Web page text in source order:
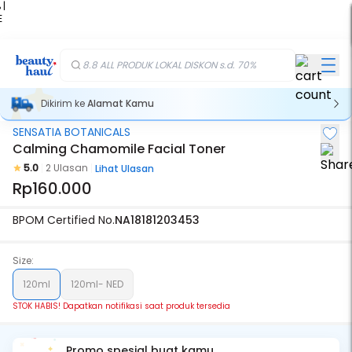
|
8.8 ALL PRODUK LOKAL DISKON s.d. 70%
Dikirim keAlamat Kamu
Stok Habis
SENSATIA BOTANICALS
Calming Chamomile Facial Toner
5.0 2 Ulasan Lihat Ulasan
Rp160.000
BPOM Certified No.NA18181203453
Size:
120ml
120ml- NED
STOK HABIS! Dapatkan notifikasi saat produk tersedia